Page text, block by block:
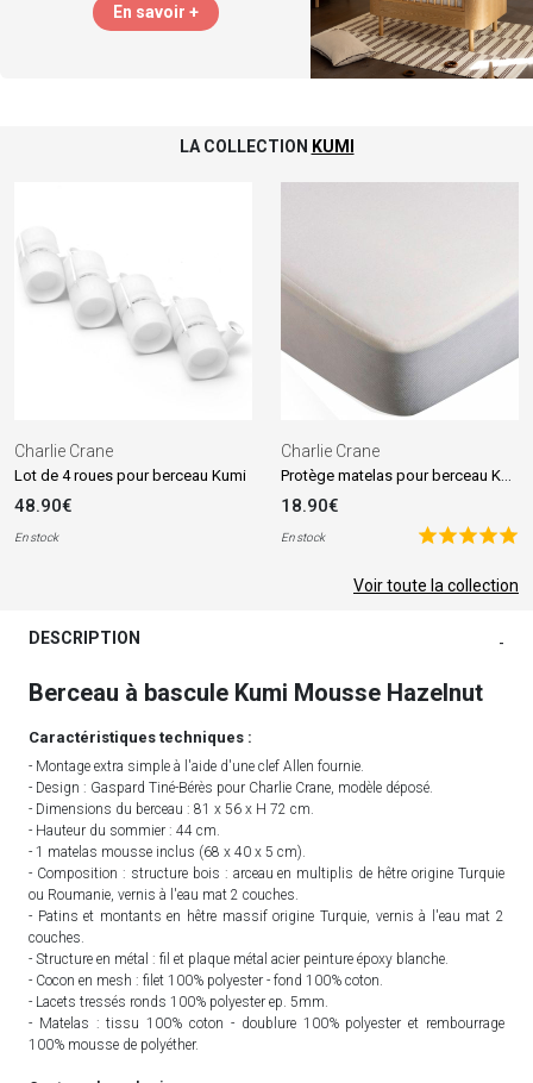
En savoir +
LA COLLECTION KUMI
Charlie Crane
Lot de 4 roues pour berceau Kumi
48.90€
En stock
Charlie Crane
18.90€
En stock
Voir toute la collection
DESCRIPTION -
Berceau à bascule Kumi Mousse Hazelnut
Caractéristiques techniques :
- Montage extra simple à l'aide d'une clef Allen fournie.
- Design : Gaspard Tiné-Bérès pour Charlie Crane, modèle déposé.
- Dimensions du berceau : 81 x 56 x H 72 cm.
- Hauteur du sommier : 44 cm.
- 1 matelas mousse inclus (68 x 40 x 5 cm).
- Composition : structure bois : arceau en multiplis de hêtre origine Turquie
ou Roumanie, vernis à l'eau mat 2 couches.
- Patins et montants en hêtre massif origine Turquie, vernis à l'eau mat 2
couches.
- Structure en métal : fil et plaque métal acier peinture époxy blanche.
- Cocon en mesh : filet 100% polyester - fond 100% coton.
- Lacets tressés ronds 100% polyester ep. 5mm.
- Matelas : tissu 100% coton - doublure 100% polyester et rembourrage
100% mousse de polyéther.